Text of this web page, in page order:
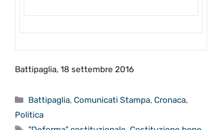
Battipaglia, 18 settembre 2016
Categorie
Battipaglia, Comunicati Stampa, Cronaca,
Politica
Tag